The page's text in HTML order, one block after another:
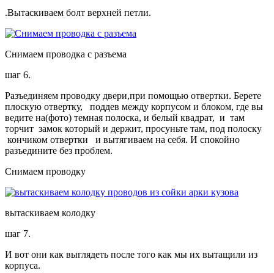
.Вытаскиваем болт верхней петли.
Снимаем проводка с разъема
шаг 6.
Разъединяем проводку двери,при помощью отвертки. Берете
плоскую отвертку, поддев между корпусом и блоком, где вы
ведите на(фото) темная полоска, и белый квадрат, и там
торчит замок который и держит, просуньте там, под полоску
кончиком отвертки и вытягиваем на себя. И спокойно
разъедините без проблем.
Снимаем проводку
вытаскиваем колодку
шаг 7.
И вот они как выглядеть после того как мы их вытащили из
корпуса.